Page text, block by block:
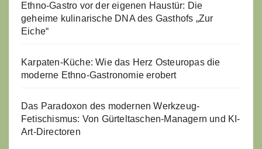
Ethno-Gastro vor der eigenen Haustür: Die
geheime kulinarische DNA des Gasthofs „Zur
Eiche“
Karpaten-Küche: Wie das Herz Osteuropas die
moderne Ethno-Gastronomie erobert
Das Paradoxon des modernen Werkzeug-
Fetischismus: Von Gürteltaschen-Managern und KI-
Art-Directoren